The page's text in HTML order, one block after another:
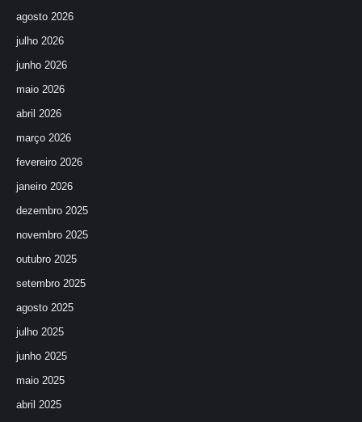
agosto 2026
julho 2026
junho 2026
maio 2026
abril 2026
março 2026
fevereiro 2026
janeiro 2026
dezembro 2025
novembro 2025
outubro 2025
setembro 2025
agosto 2025
julho 2025
junho 2025
maio 2025
abril 2025